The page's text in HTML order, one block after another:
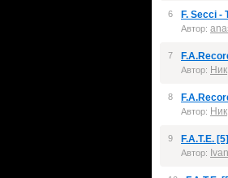
6 F. Secci
Автор:
7
Автор: Ник
8
Автор: Ник
9 F.A.T.E.
Автор: Ivan